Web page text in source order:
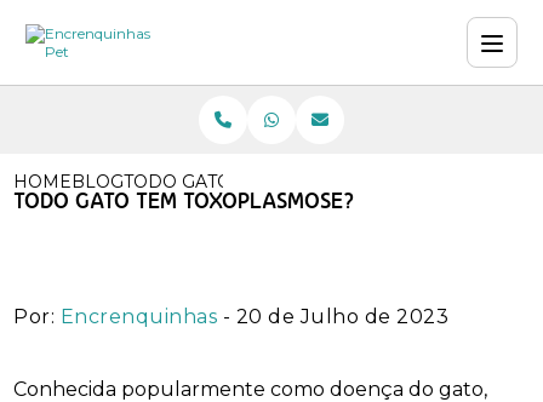
HOMEBLOGTODO GATO TEM TOXOPLASMOSE?
TODO GATO TEM TOXOPLASMOSE?
Por: Encrenquinhas - 20 de Julho de 2023
Conhecida popularmente como doença do gato,